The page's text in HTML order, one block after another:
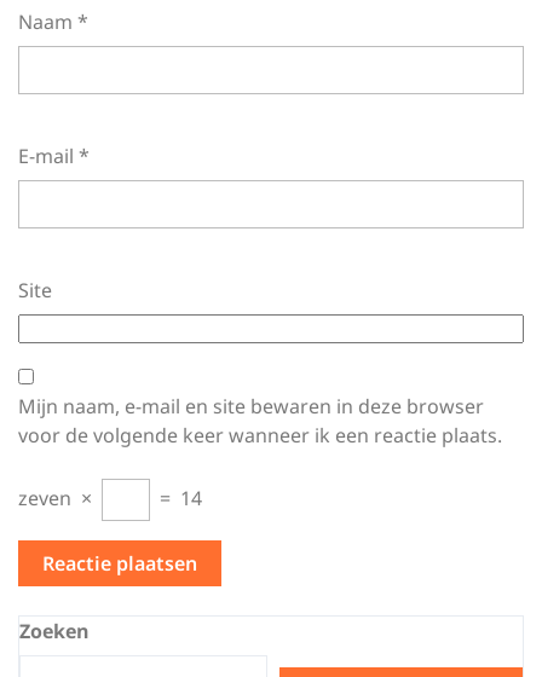
Naam *
E-mail *
Site
Mijn naam, e-mail en site bewaren in deze browser
voor de volgende keer wanneer ik een reactie plaats.
zeven × = 14
Zoeken